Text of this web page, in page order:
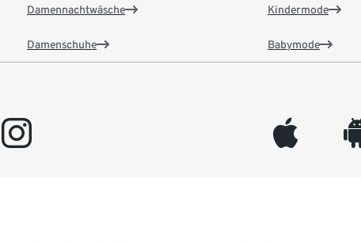
Damennachtwäsche
Damenschuhe
Kindermode
Babymode
instagram appleinc